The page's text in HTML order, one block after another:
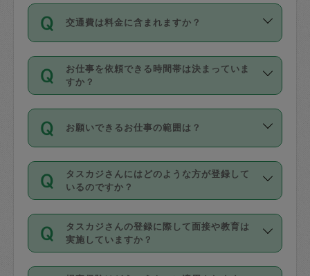
を行う際にご入力ください。プロフィー
ル登録時にはご入力いただかなくても大
丈夫です。
デビットカード・プリペイドカード（Vプ
リカ、au WALLETなど）は支払にはご利
銀行振込や現金払いも対応していませ
なお、タスカジさんの交通費も、依頼料
金のご請求と合わせてお支払いとなりま
動計算で表示されます。
依頼には「スポット」と「定期（毎週｜
隔週）」があり、「定期」の依頼は「ス
ポット」よりお得な料金でご利用できま
す。
定期の最低利用回数は設けていない代わ
りに、一定数を超えたキャンセルは有償
（例：毎週定期の場合は３回以上のキャ
ンセルが有償（1200円、隔週定期の場合
は２回以上のキャンセルが有償（1200
交通費は料金に含まれますか？
交通費は依頼料金とは別途発生し、依頼
料金のご請求と合わせてお支払いとなり
ます。交通費の金額は「依頼の詳細」に
お仕事を依頼できる時間帯は決まっていま
すか？
時間帯は3種類あります。いずれも１回あ
たり３時間です。
・ＡＭ ９時～１２時
・ＰＭ １３時～１６時
・夜 １８時～２１時
開始時間を２時間前後変更することが可
能です。依頼送信後、個別にタスカジさ
お願いできるお仕事の範囲は？
掃除、整理収納、洗濯、買い物、料理、
作り置きです。タスカジさんによってで
きる仕事の範囲が異なりますので、依頼
する前にタスカジさんのプロフィールで
確認してください。
基本的に、高所での作業や危険作業、屋
タスカジさんにはどのような方が登録して
いるのですか？
主婦として長年の家事経験をお持ちの
方、栄養士・調理師といった資格者で保
育園や学校の給食やレストランで料理関
係の専門職に従事されていた方、日本で
タスカジさんの登録に際して面接や教育は
実施していますか？
応募の際に、各自事務局との面接と説明